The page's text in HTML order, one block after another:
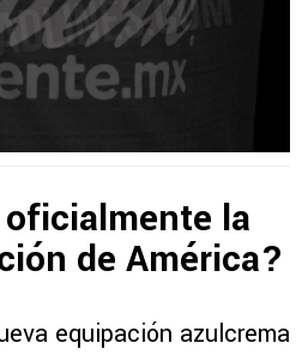
la
de América?
equipación azulcrema